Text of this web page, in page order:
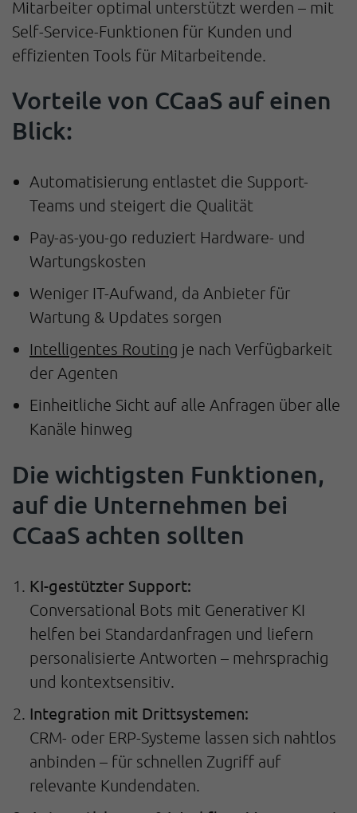
Mitarbeiter optimal unterstützt werden – mit
Self-Service-Funktionen für Kunden und
effizienten Tools für Mitarbeitende.
Vorteile von CCaaS auf einen
Blick:
Automatisierung entlastet die Support-
Teams und steigert die Qualität
Pay-as-you-go reduziert Hardware- und
Wartungskosten
Weniger IT-Aufwand, da Anbieter für
Wartung & Updates sorgen
Intelligentes Routing je nach Verfügbarkeit
der Agenten
Einheitliche Sicht auf alle Anfragen über alle
Kanäle hinweg
Die wichtigsten Funktionen,
auf die Unternehmen bei
CCaaS achten sollten
KI-gestützter Support:
Conversational Bots mit Generativer KI
helfen bei Standardanfragen und liefern
personalisierte Antworten – mehrsprachig
und kontextsensitiv.
Integration mit Drittsystemen:
CRM- oder ERP-Systeme lassen sich nahtlos
anbinden – für schnellen Zugriff auf
relevante Kundendaten.